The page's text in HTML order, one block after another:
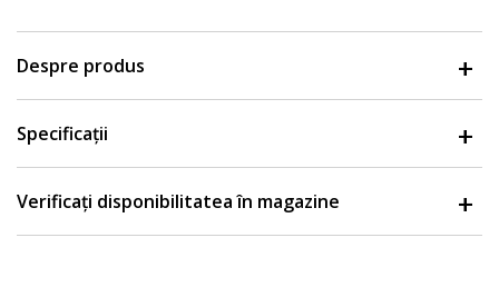
Despre produs
Specificații
Verificați disponibilitatea în magazine